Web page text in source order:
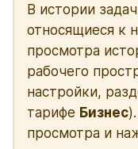
В истории
относящиеся к
просмотра
рабочего
настройки,
тарифе Бизнес
просмотра и